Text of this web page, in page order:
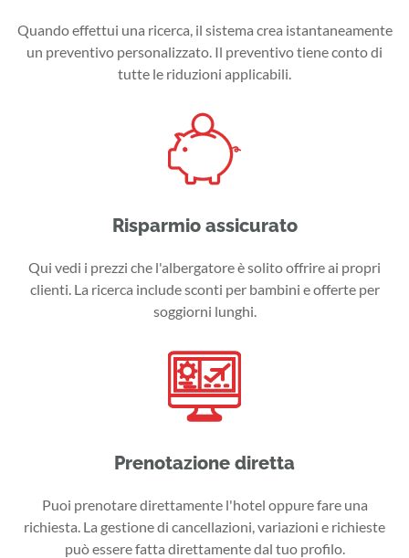
Quando effettui una ricerca, il sistema crea istantaneamente
un preventivo personalizzato. Il preventivo tiene conto di
tutte le riduzioni applicabili.
Risparmio assicurato
Qui vedi i prezzi che l'albergatore è solito offrire ai propri
clienti. La ricerca include sconti per bambini e offerte per
soggiorni lunghi.
Prenotazione diretta
Puoi prenotare direttamente l'hotel oppure fare una
richiesta. La gestione di cancellazioni, variazioni e richieste
può essere fatta direttamente dal tuo profilo.